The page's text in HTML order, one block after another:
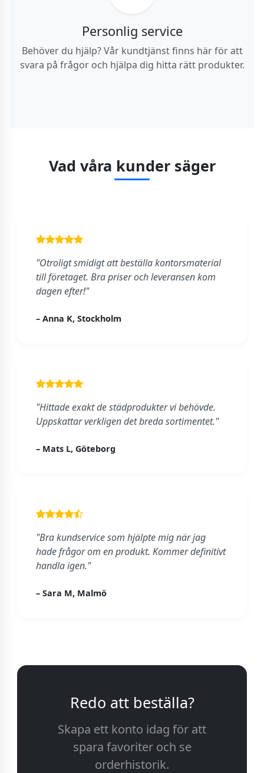
Personlig service
Behöver du hjälp? Vår kundtjänst finns här för att
svara på frågor och hjälpa dig hitta rätt produkter.
Vad våra kunder säger
"Otroligt smidigt att beställa kontorsmaterial
till företaget. Bra priser och leveransen kom
dagen efter!"
– Anna K, Stockholm
"Hittade exakt de städprodukter vi behövde.
Uppskattar verkligen det breda sortimentet."
– Mats L, Göteborg
"Bra kundservice som hjälpte mig när jag
hade frågor om en produkt. Kommer definitivt
handla igen."
– Sara M, Malmö
Redo att beställa?
Skapa ett konto idag för att
spara favoriter och se
orderhistorik.